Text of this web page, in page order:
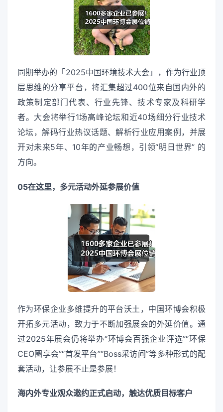
同期举办的「2025中国环境技术大会」，作为行业顶
层思维的分享平台，将汇集超过400位来自国内外的
政策制定部门代表、行业先锋、技术专家及科研学
者。大会将举行1场高峰论坛和近40场细分行业技术
论坛，解码行业热议话题、解析行业应用案例，并展
开对未来5年、10年的产业畅想，引领“明日世界” 的
方向。
05在这里，多元活动外延参展价值
作为环保企业多维提升的平台沃土，中国环博会积极
开拓多元活动，致力于不断加强展会的外延价值。通
过2025年展会仍将举办“环博会百强企业评选”“环保
CEO圈享会”“首发平台”“Boss采访间”等多种形式的配
套活动，让参展不止是参展！
海内外专业观众邀约正式启动，触达优质目标客户